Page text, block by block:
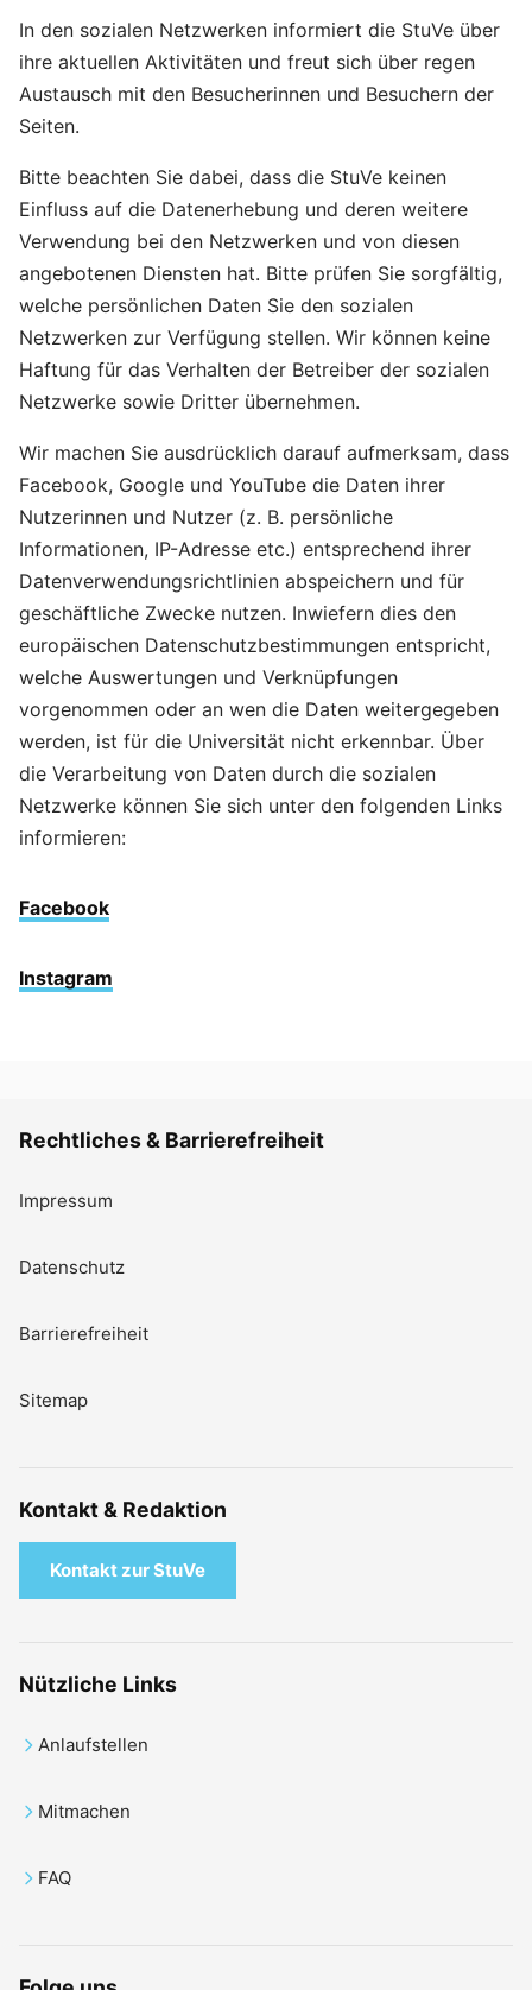
In den sozialen Netzwerken informiert die StuVe über
ihre aktuellen Aktivitäten und freut sich über regen
Austausch mit den Besucherinnen und Besuchern der
Seiten.
Bitte beachten Sie dabei, dass die StuVe keinen
Einfluss auf die Datenerhebung und deren weitere
Verwendung bei den Netzwerken und von diesen
angebotenen Diensten hat. Bitte prüfen Sie sorgfältig,
welche persönlichen Daten Sie den sozialen
Netzwerken zur Verfügung stellen. Wir können keine
Haftung für das Verhalten der Betreiber der sozialen
Netzwerke sowie Dritter übernehmen.
Wir machen Sie ausdrücklich darauf aufmerksam, dass
Facebook, Google und YouTube die Daten ihrer
Nutzerinnen und Nutzer (z. B. persönliche
Informationen, IP-Adresse etc.) entsprechend ihrer
Datenverwendungsrichtlinien abspeichern und für
geschäftliche Zwecke nutzen. Inwiefern dies den
europäischen Datenschutzbestimmungen entspricht,
welche Auswertungen und Verknüpfungen
vorgenommen oder an wen die Daten weitergegeben
werden, ist für die Universität nicht erkennbar. Über
die Verarbeitung von Daten durch die sozialen
Netzwerke können Sie sich unter den folgenden Links
informieren:
Facebook
Instagram
Rechtliches & Barrierefreiheit
Impressum
Datenschutz
Barrierefreiheit
Sitemap
Kontakt & Redaktion
Kontakt zur StuVe
Nützliche Links
Anlaufstellen
Mitmachen
FAQ